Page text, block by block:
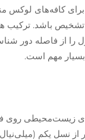
کافه‌های لوکس
تشخیص باشد. ترکیب
فاصله دور
بسیار مهم است.
زیست‌محیطی روی
منطقی است. تحقیقات نشان می‌دهد که حدود ۷ از هر ۱۰